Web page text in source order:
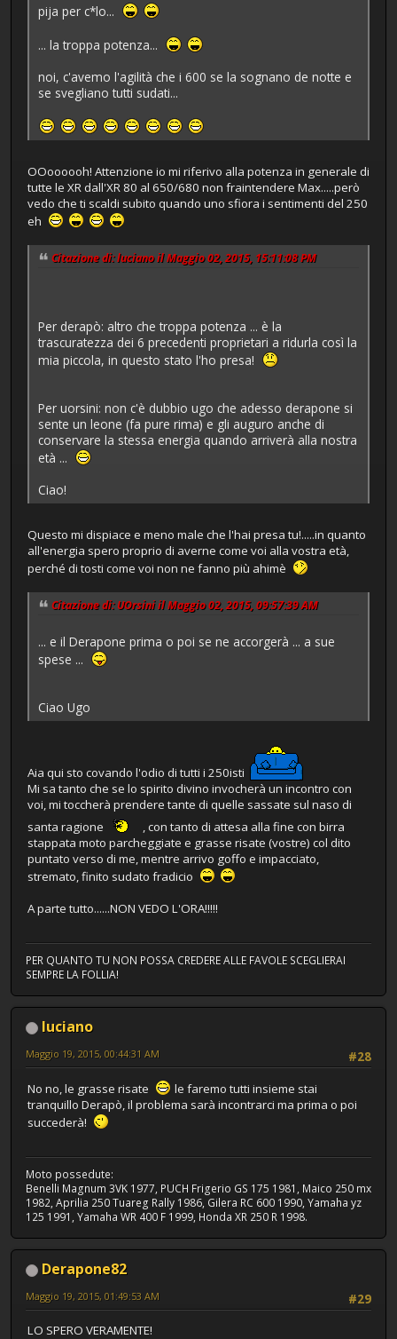
pija per c*lo...
... la troppa potenza...
noi, c'avemo l'agilità che i 600 se la sognano de notte e
se svegliano tutti sudati...
OOoooooh! Attenzione io mi riferivo alla potenza in generale di
tutte le XR dall'XR 80 al 650/680 non fraintendere Max.....però
vedo che ti scaldi subito quando uno sfiora i sentimenti del 250
eh
Citazione di: luciano il Maggio 02, 2015, 15:11:08 PM
Per derapò: altro che troppa potenza ... è la
trascuratezza dei 6 precedenti proprietari a ridurla così la
mia piccola, in questo stato l'ho presa!
Per uorsini: non c'è dubbio ugo che adesso derapone si
sente un leone (fa pure rima) e gli auguro anche di
conservare la stessa energia quando arriverà alla nostra
età ...
Ciao!
Questo mi dispiace e meno male che l'hai presa tu!.....in quanto
all'energia spero proprio di averne come voi alla vostra età,
perché di tosti come voi non ne fanno più ahimè
Citazione di: UOrsini il Maggio 02, 2015, 09:57:39 AM
... e il Derapone prima o poi se ne accorgerà ... a sue
spese ...
Ciao Ugo
Aia qui sto covando l'odio di tutti i 250isti
Mi sa tanto che se lo spirito divino invocherà un incontro con
voi, mi toccherà prendere tante di quelle sassate sul naso di
santa ragione
, con tanto di attesa alla fine con birra
stappata moto parcheggiate e grasse risate (vostre) col dito
puntato verso di me, mentre arrivo goffo e impacciato,
stremato, finito sudato fradicio
A parte tutto......NON VEDO L'ORA!!!!!
PER QUANTO TU NON POSSA CREDERE ALLE FAVOLE SCEGLIERAI
SEMPRE LA FOLLIA!
luciano
#28
Maggio 19, 2015, 00:44:31 AM
No no, le grasse risate
le faremo tutti insieme stai
tranquillo Derapò, il problema sarà incontrarci ma prima o poi
succederà!
Moto possedute:
Benelli Magnum 3VK 1977, PUCH Frigerio GS 175 1981, Maico 250 mx
1982, Aprilia 250 Tuareg Rally 1986, Gilera RC 600 1990, Yamaha yz
125 1991, Yamaha WR 400 F 1999, Honda XR 250 R 1998.
Derapone82
#29
Maggio 19, 2015, 01:49:53 AM
LO SPERO VERAMENTE!